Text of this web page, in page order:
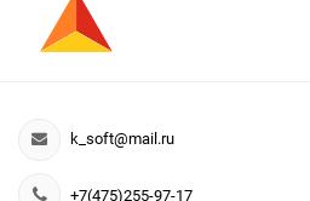
k_soft@mail.ru
+7(475)255-97-17